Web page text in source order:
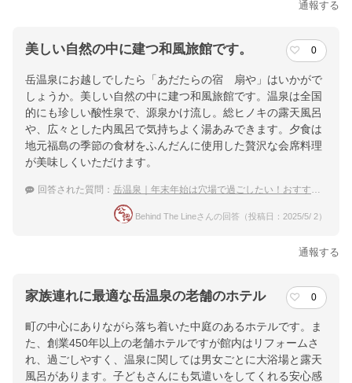
通報する
美しい自然の中に建つ和風旅館です。 0
岳温泉にお越しでしたら「あだたらの宿 扇や」はいかがで
しょうか。美しい自然の中に建つ和風旅館です。温泉は全国
的にも珍しい酸性泉で、源泉かけ流し。総ヒノキの露天風呂
や、広々とした内風呂で気持ちよく湯あみできます。夕食は
地元福島の季節の食材をふんだんに使用した贅沢な会席料理
が美味しくいただけます。
回答された質問： 岳温泉｜年末年始は穴場で過ごしたい！おすすめの宿は？
Behind The Lineさんの回答（投稿日：2025/5/ 2）
通報する
家族連れに最適な岳温泉の老舗のホテル 0
町の中心にありながら落ち着いた中庭のあるホテルです。ま
た、創業450年以上の老舗ホテルですが館内はリフォームさ
れ、過ごしやすく、温泉に関しては男女ごとに大浴場と露天
風呂があります。子どもさんにも気遣いをしてくれる安心感